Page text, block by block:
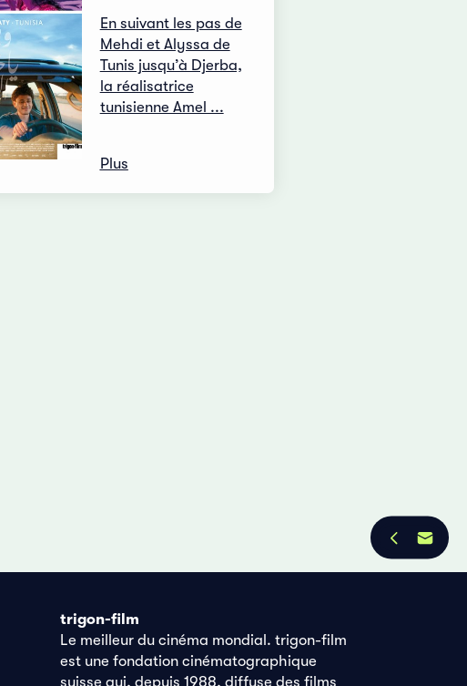
En suivant les pas de
Mehdi et Alyssa de
Tunis jusqu’à Djerba,
la réalisatrice
tunisienne Amel ...
Plus
trigon-film
Le meilleur du cinéma mondial. trigon-film
est une fondation cinématographique
suisse qui, depuis 1988, diffuse des films